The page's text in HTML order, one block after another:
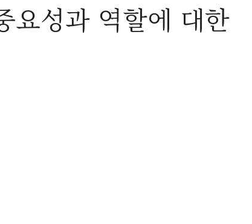
요성과 역할에 대한